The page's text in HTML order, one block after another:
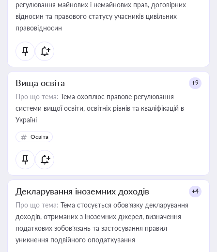
регулювання майнових і немайнових прав, договірних
відносин та правового статусу учасників цивільних
правовідносин
Вища освіта +9
Про що тема: Тема охоплює правове регулювання
системи вищої освіти, освітніх рівнів та кваліфікацій в
Україні
Освіта
Декларування іноземних доходів +4
Про що тема: Тема стосується обов’язку декларування
доходів, отриманих з іноземних джерел, визначення
податкових зобов’язань та застосування правил
уникнення подвійного оподаткування